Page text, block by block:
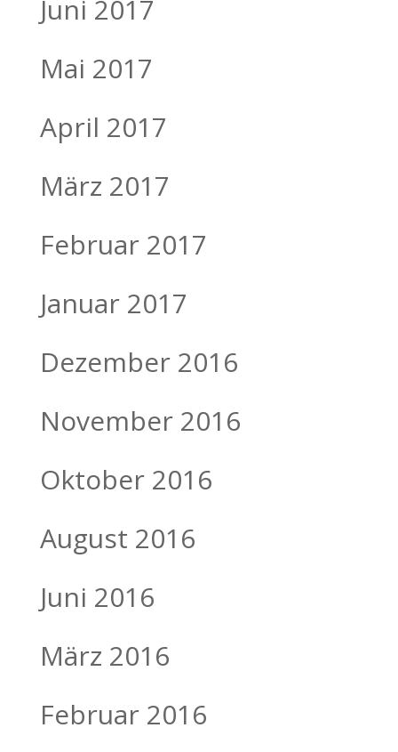
Juni 2017
Mai 2017
April 2017
März 2017
Februar 2017
Januar 2017
Dezember 2016
November 2016
Oktober 2016
August 2016
Juni 2016
März 2016
Februar 2016